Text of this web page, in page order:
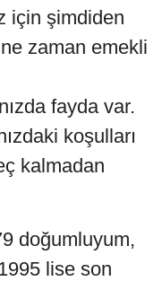
için şimdiden
zaman emekli
fayda var.
koşulları
kalmadan
doğumluyum,
lise son